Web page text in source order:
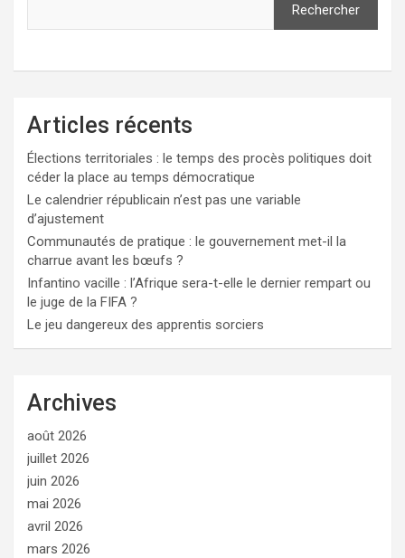
Rechercher
Articles récents
Élections territoriales : le temps des procès politiques doit
céder la place au temps démocratique
Le calendrier républicain n’est pas une variable
d’ajustement
Communautés de pratique : le gouvernement met-il la
charrue avant les bœufs ?
Infantino vacille : l’Afrique sera-t-elle le dernier rempart ou
le juge de la FIFA ?
Le jeu dangereux des apprentis sorciers
Archives
août 2026
juillet 2026
juin 2026
mai 2026
avril 2026
mars 2026